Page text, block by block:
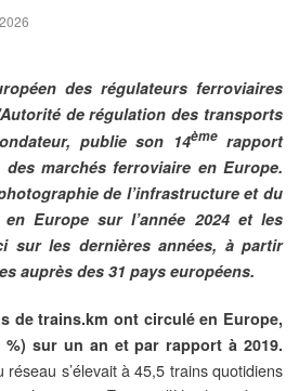
des régulateurs ferroviaires
de régulation des transports
publie son 14èmerapport
des marchés ferroviaire en Europe.
de l’infrastructure et du
Europe sur l’année 2024 et les
sur les dernières années, à partir
auprès des 31 pays européens.
de trains.km ont circulé en Europe,
%) sur un an et par rapport à 2019.
réseau s’élevait à 45,5 trains quotidiens